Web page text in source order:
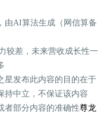
AI算法生成（网信算备
差，未来营收成长性一
发布此内容的目的在于
持中立，不保证该内容
者部分内容的准确性尊龙